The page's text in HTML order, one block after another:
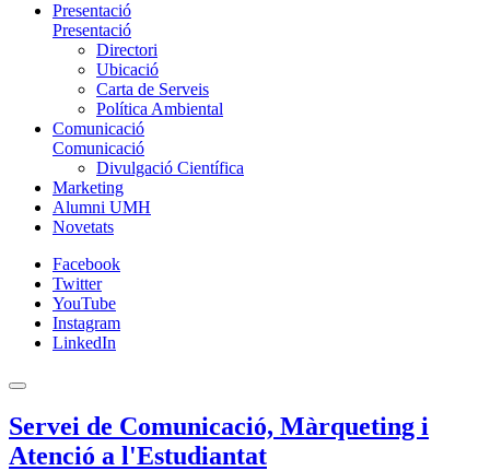
Presentació
Presentació
Directori
Ubicació
Carta de Serveis
Política Ambiental
Comunicació
Comunicació
Divulgació Científica
Marketing
Alumni UMH
Novetats
Facebook
Twitter
YouTube
Instagram
LinkedIn
Servei de Comunicació, Màrqueting i
Atenció a l'Estudiantat